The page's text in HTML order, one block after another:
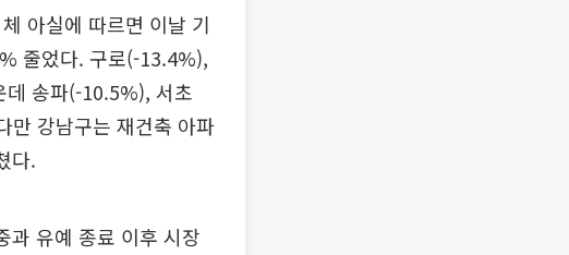
아실에 따르면 이날 기
줄었다. 구로(-13.4%),
송파(-10.5%), 서초
만 강남구는 재건축 아파
다.
과 유예 종료 이후 시장